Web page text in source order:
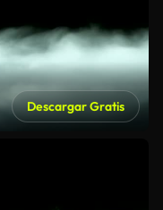
Descargar Gratis